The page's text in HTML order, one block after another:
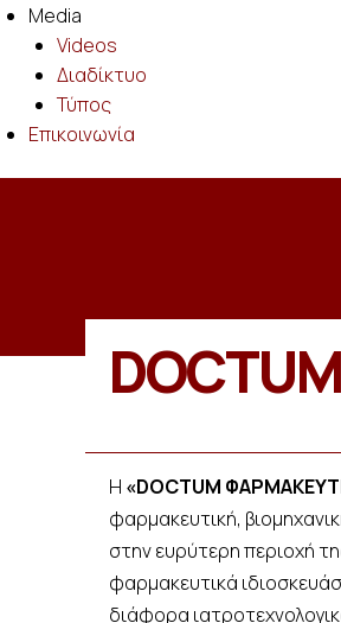
Media
Videos
Διαδίκτυο
Τύπος
Επικοινωνία
DOCTUM
Η «DOCTUM
φαρμακευτική,
στην ευρύτερη περιοχή
φαρμακευτικά
διάφορα